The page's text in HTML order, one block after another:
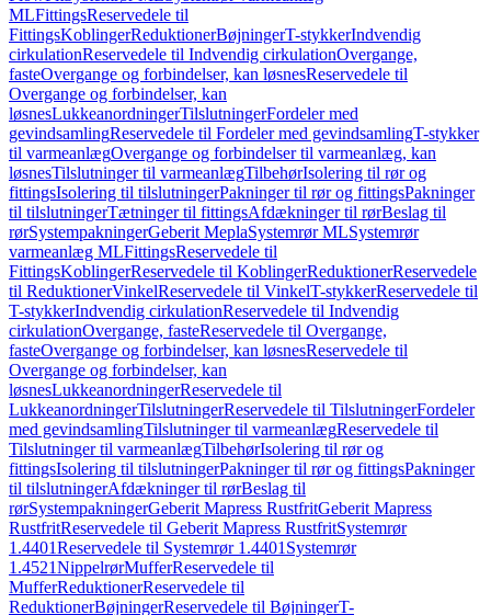
MLFittingsReservedele til
FittingsKoblingerReduktionerBøjningerT-stykkerIndvendig
cirkulationReservedele til Indvendig cirkulationOvergange,
fasteOvergange og forbindelser, kan løsnesReservedele til
Overgange og forbindelser, kan
løsnesLukkeanordningerTilslutningerFordeler med
gevindsamlingReservedele til Fordeler med gevindsamlingT-stykker
til varmeanlægOvergange og forbindelser til varmeanlæg, kan
løsnesTilslutninger til varmeanlægTilbehørIsolering til rør og
fittingsIsolering til tilslutningerPakninger til rør og fittingsPakninger
til tilslutningerTætninger til fittingsAfdækninger til rørBeslag til
rørSystempakningerGeberit MeplaSystemrør MLSystemrør
varmeanlæg MLFittingsReservedele til
FittingsKoblingerReservedele til KoblingerReduktionerReservedele
til ReduktionerVinkelReservedele til VinkelT-stykkerReservedele til
T-stykkerIndvendig cirkulationReservedele til Indvendig
cirkulationOvergange, fasteReservedele til Overgange,
fasteOvergange og forbindelser, kan løsnesReservedele til
Overgange og forbindelser, kan
løsnesLukkeanordningerReservedele til
LukkeanordningerTilslutningerReservedele til TilslutningerFordeler
med gevindsamlingTilslutninger til varmeanlægReservedele til
Tilslutninger til varmeanlægTilbehørIsolering til rør og
fittingsIsolering til tilslutningerPakninger til rør og fittingsPakninger
til tilslutningerAfdækninger til rørBeslag til
rørSystempakningerGeberit Mapress RustfritGeberit Mapress
RustfritReservedele til Geberit Mapress RustfritSystemrør
1.4401Reservedele til Systemrør 1.4401 Systemrør
1.4521NippelrørMufferReservedele til
MufferReduktionerReservedele til
ReduktionerBøjningerReservedele til BøjningerT-